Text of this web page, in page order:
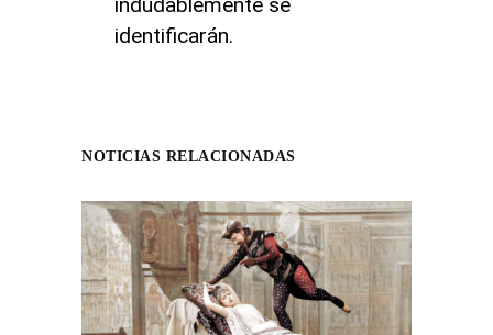
identificarán.
NOTICIAS RELACIONADAS